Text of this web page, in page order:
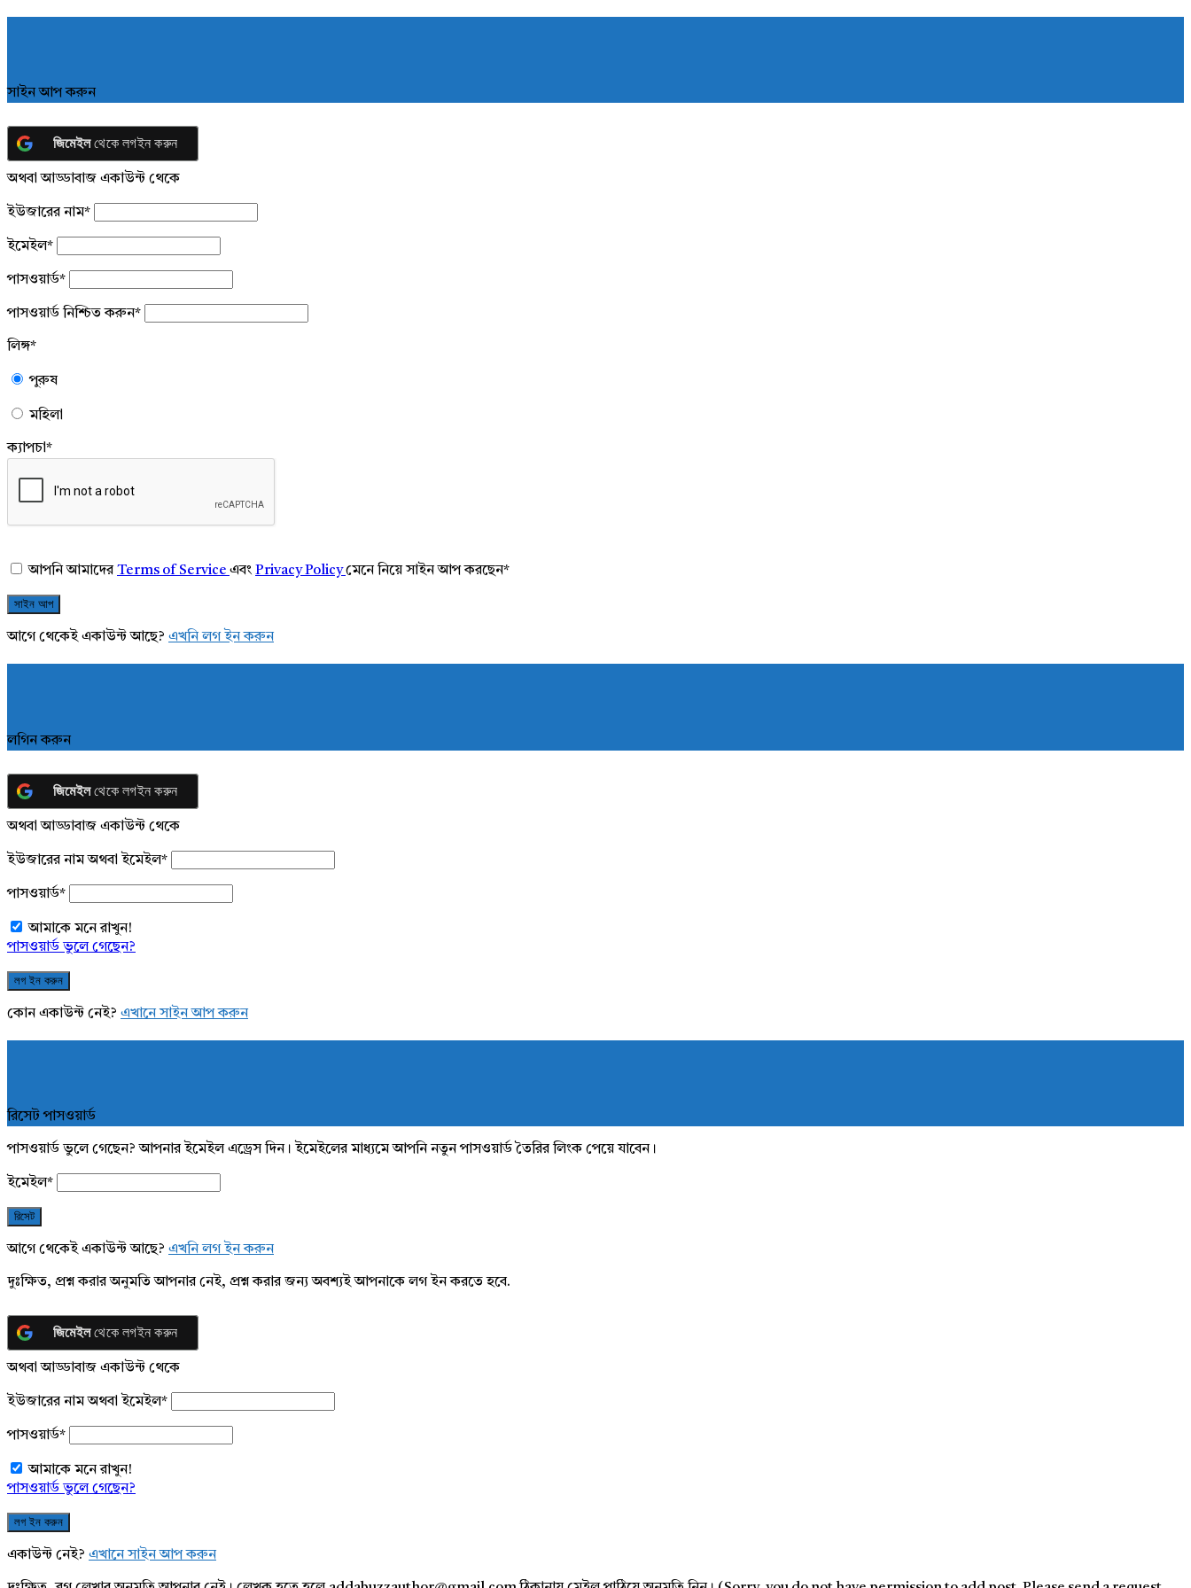
সাইন আপ করুন
জিমেইলথেকে লগইন করুন
অথবা আড্ডাবাজ একাউন্ট থেকে
ইউজারের নাম*
ইমেইল*
পাসওয়ার্ড*
পাসওয়ার্ড নিশ্চিত করুন*
লিঙ্গ*
পুরুষ
মহিলা
ক্যাপচা*
আপনি আমাদেরTerms of Service এবং Privacy Policyমেনে নিয়ে সাইন আপ করছেন*
আগে থেকেই একাউন্ট আছে? এখনি লগ ইন করুন
লগিন করুন
জিমেইলথেকে লগইন করুন
অথবা আড্ডাবাজ একাউন্ট থেকে
ইউজারের নাম অথবা ইমেইল*
পাসওয়ার্ড*
আমাকে মনে রাখুন!
পাসওয়ার্ড ভুলে গেছেন?
কোন একাউন্ট নেই? এখানে সাইন আপ করুন
রিসেট পাসওয়ার্ড
পাসওয়ার্ড ভুলে গেছেন? আপনার ইমেইল এড্রেস দিন। ইমেইলের মাধ্যমে আপনি নতুন পাসওয়ার্ড তৈরির লিংক পেয়ে যাবেন।
ইমেইল*
আগে থেকেই একাউন্ট আছে? এখনি লগ ইন করুন
দুঃক্ষিত, প্রশ্ন করার অনুমতি আপনার নেই, প্রশ্ন করার জন্য অবশ্যই আপনাকে লগ ইন করতে হবে.
জিমেইলথেকে লগইন করুন
অথবা আড্ডাবাজ একাউন্ট থেকে
ইউজারের নাম অথবা ইমেইল*
পাসওয়ার্ড*
আমাকে মনে রাখুন!
পাসওয়ার্ড ভুলে গেছেন?
একাউন্ট নেই? এখানে সাইন আপ করুন